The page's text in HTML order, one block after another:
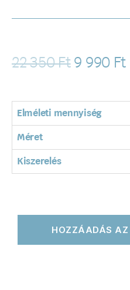
22 350Ft 9 990 Ft
Elméleti mennyiség
Méret
Kiszerelés
HOZZÁADÁS